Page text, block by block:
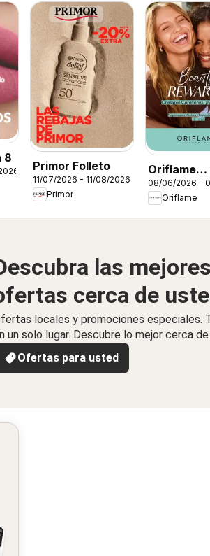
8
Primor Folleto
11/07/2026 - 11/08/2026
Primor
Oriflame
Catálogo
Rewards
08/06/2026 -
Oriflame
las mejores
cerca de
locales y promociones especiales.
un solo lugar. Descubre lo mejor cerca
Ofertas para usted